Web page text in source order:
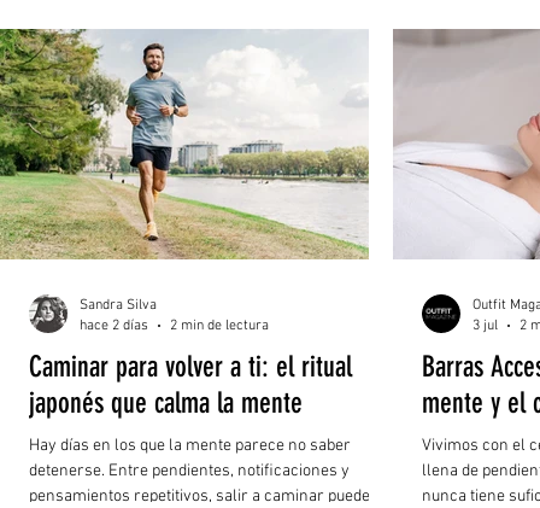
Caminar para volver a ti: el ritual
japonés que calma la mente
Hay días en los que la mente parece no saber
detenerse. Entre pendientes, notiﬁcaciones y
pensamientos repetitivos, salir a caminar puede
Sandra Silva
hace 2 días
2 min de lectura
Barras
mente y el
Vivimos con el
llena de
nunca tiene
Outfit
3 jul
2